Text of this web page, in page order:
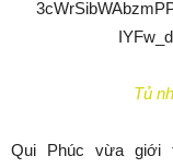
Tủ
Qui Phúc vừa giới